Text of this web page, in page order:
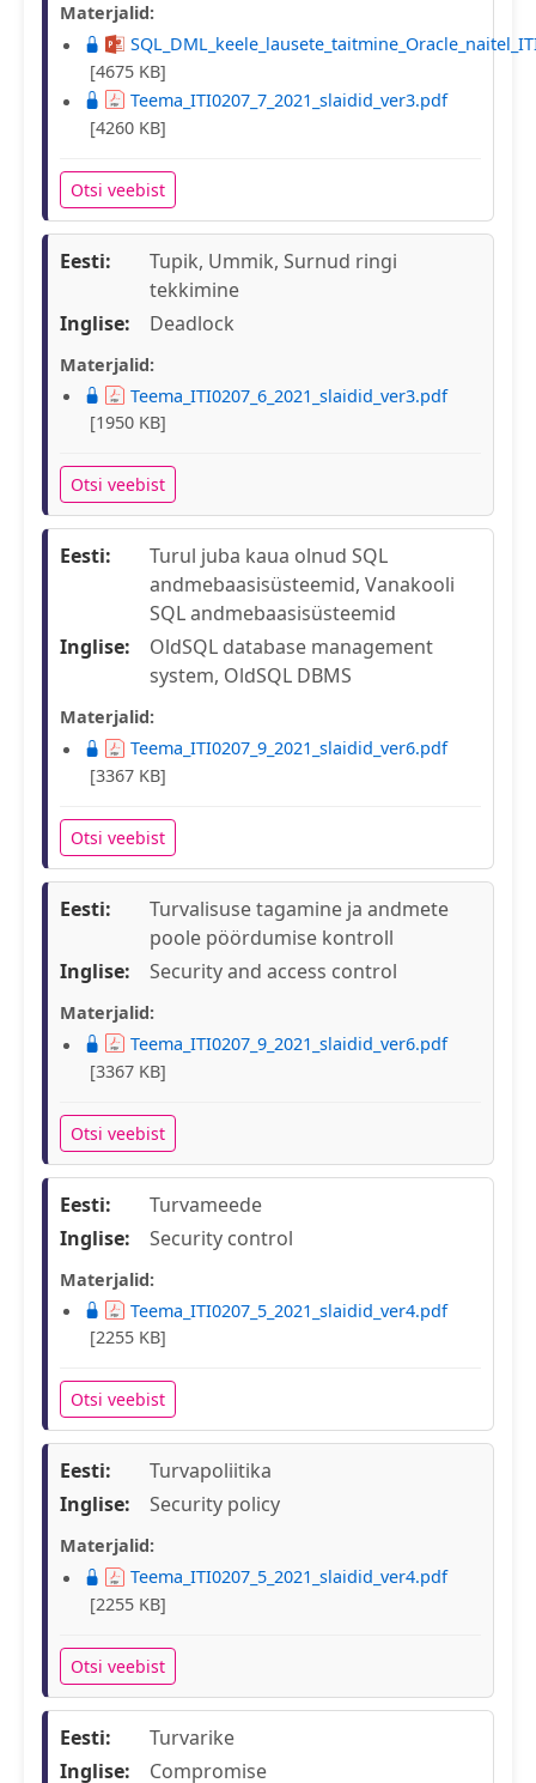
Materjalid:
[4675 KB]
Teema_ITI0207_7_2021_slaidid_ver3.pdf
[4260 KB]
Otsi veebist
Eesti:
Tupik, Ummik, Surnud ringi
tekkimine
Inglise:
Deadlock
Materjalid:
Teema_ITI0207_6_2021_slaidid_ver3.pdf
[1950 KB]
Otsi veebist
Eesti:
Turul juba kaua olnud SQL
andmebaasisüsteemid, Vanakooli
SQL andmebaasisüsteemid
Inglise:
OldSQL database management
system, OldSQL DBMS
Materjalid:
Teema_ITI0207_9_2021_slaidid_ver6.pdf
[3367 KB]
Otsi veebist
Eesti:
Turvalisuse tagamine ja andmete
poole pöördumise kontroll
Inglise:
Security and access control
Materjalid:
Teema_ITI0207_9_2021_slaidid_ver6.pdf
[3367 KB]
Otsi veebist
Eesti:
Turvameede
Inglise:
Security control
Materjalid:
Teema_ITI0207_5_2021_slaidid_ver4.pdf
[2255 KB]
Otsi veebist
Eesti:
Turvapoliitika
Inglise:
Security policy
Materjalid:
Teema_ITI0207_5_2021_slaidid_ver4.pdf
[2255 KB]
Otsi veebist
Eesti:
Turvarike
Inglise:
Compromise